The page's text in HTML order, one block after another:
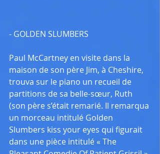
- GOLDEN SLUMBERS
Paul McCartney en visite dans la
maison de son père Jim, à Cheshire,
trouva sur le piano un recueil de
partitions de sa belle-sœur, Ruth
(son père s’était remarié. Il remarqua
un morceau intitulé Golden
Slumbers kiss your eyes qui figurait
dans une pièce intitulé « The